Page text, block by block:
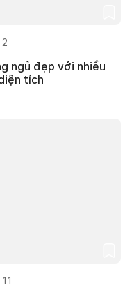
2
ngủ đẹp với nhiều
tích
11